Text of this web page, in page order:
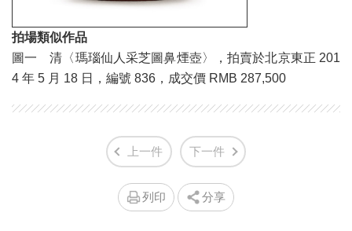
拍場類似作品
圖一 清〈瑪瑙仙人采芝圖鼻煙壺〉，拍賣於北京東正 201
4 年 5 月 18 日，編號 836，成交價 RMB 287,500
上一件 下一件
列印 分享